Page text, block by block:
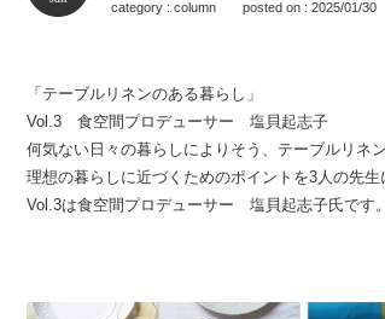
category : column posted on : 2025/01/30
「テーブルリネンのある暮らし」
Vol.3 食空間プロデューサー 塩貝起志子
何気ない日々の暮らしによりそう、テーブルリネ
理想の暮らしに近づくためのポイントを3人の先生
Vol.3は食空間プロデューサー 塩貝起志子氏です。